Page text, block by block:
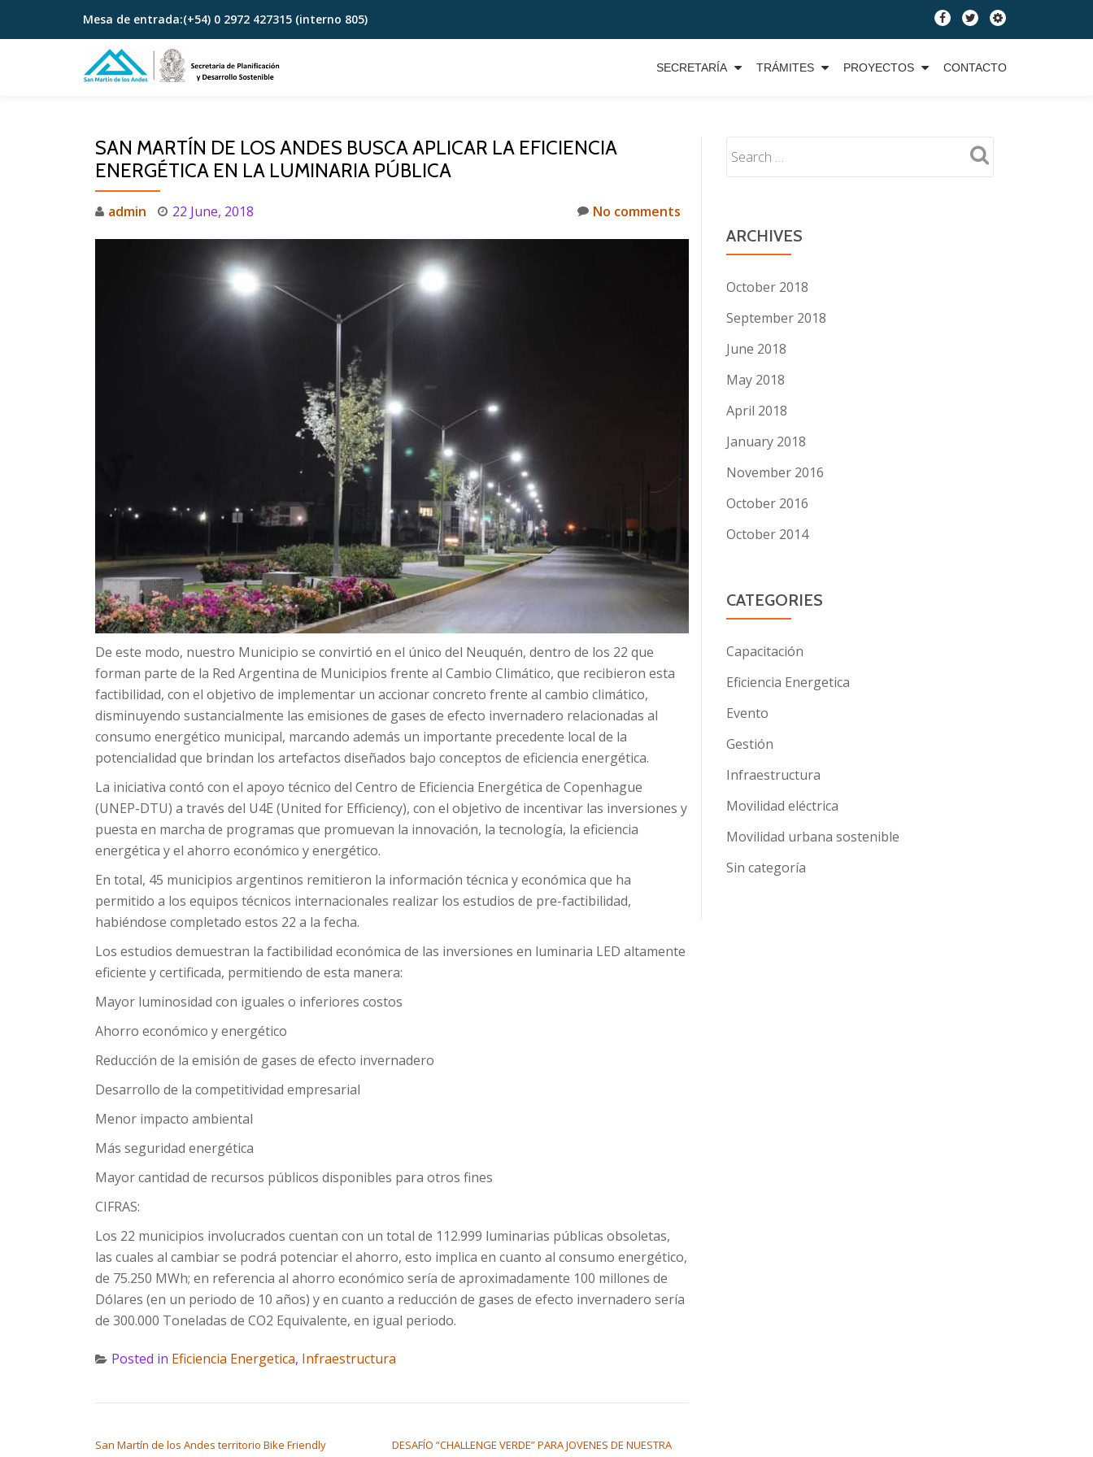
Skip
Mesa de entrada:(+54) 0 2972 427315 (interno 805)
fa-
facebook
fa-
twitter
fa-
cog
SECRETARÍA TRÁMITES PROYECTOS CONTACTO
SAN MARTÍN DE LOS ANDES BUSCA APLICAR LA EFICIENCIA
ENERGÉTICA EN LA LUMINARIA PÚBLICA
admin 22 June, 2018 No comments
De este modo, nuestro Municipio se convirtió en el único del Neuquén, dentro de los 22 que
forman parte de la Red Argentina de Municipios frente al Cambio Climático, que recibieron esta
factibilidad, con el objetivo de implementar un accionar concreto frente al cambio climático,
disminuyendo sustancialmente las emisiones de gases de efecto invernadero relacionadas al
consumo energético municipal, marcando además un importante precedente local de la
potencialidad que brindan los artefactos diseñados bajo conceptos de eficiencia energética.
La iniciativa contó con el apoyo técnico del Centro de Eficiencia Energética de Copenhague
(UNEP-DTU) a través del U4E (United for Efficiency), con el objetivo de incentivar las inversiones y
puesta en marcha de programas que promuevan la innovación, la tecnología, la eficiencia
energética y el ahorro económico y energético.
En total, 45 municipios argentinos remitieron la información técnica y económica que ha
permitido a los equipos técnicos internacionales realizar los estudios de pre-factibilidad,
habiéndose completado estos 22 a la fecha.
Los estudios demuestran la factibilidad económica de las inversiones en luminaria LED altamente
eficiente y certificada, permitiendo de esta manera:
Mayor luminosidad con iguales o inferiores costos
Ahorro económico y energético
Reducción de la emisión de gases de efecto invernadero
Desarrollo de la competitividad empresarial
Menor impacto ambiental
Más seguridad energética
Mayor cantidad de recursos públicos disponibles para otros fines
CIFRAS:
Los 22 municipios involucrados cuentan con un total de 112.999 luminarias públicas obsoletas,
las cuales al cambiar se podrá potenciar el ahorro, esto implica en cuanto al consumo energético,
de 75.250 MWh; en referencia al ahorro económico sería de aproximadamente 100 millones de
Dólares (en un periodo de 10 años) y en cuanto a reducción de gases de efecto invernadero sería
de 300.000 Toneladas de CO2 Equivalente, en igual periodo.
Posted in Eficiencia Energetica, Infraestructura
San Martín de los Andes territorio Bike Friendly DESAFÍO “CHALLENGE VERDE” PARA JOVENES DE NUESTRA
ARCHIVES
October 2018
September 2018
June 2018
May 2018
April 2018
January 2018
November 2016
October 2016
October 2014
CATEGORIES
Capacitación
Eficiencia Energetica
Evento
Gestión
Infraestructura
Movilidad eléctrica
Movilidad urbana sostenible
Sin categoría